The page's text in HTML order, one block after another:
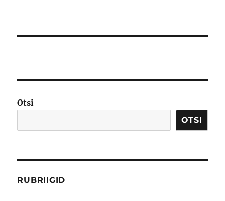
Otsi
OTSI
RUBRIIGID